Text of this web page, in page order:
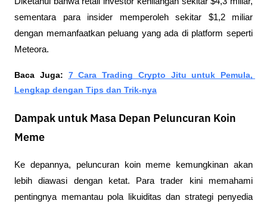
sementara para insider memperoleh sekitar $1,2 miliar
dengan memanfaatkan peluang yang ada di platform seperti
Meteora.
Baca Juga:
7 Cara Trading Crypto Jitu untuk Pemula,
Lengkap dengan Tips dan Trik-nya
Dampak untuk Masa Depan Peluncuran Koin
Meme
Ke depannya, peluncuran koin meme kemungkinan akan
lebih diawasi dengan ketat. Para trader kini memahami
pentingnya memantau pola likuiditas dan strategi penyedia